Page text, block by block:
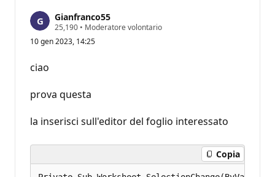
Gianfranco55
25,190 P
n
r
e
u
t
z
o
n
• Moderatore volontario
10 gen 2023, 14:25
ciao
prova questa
la inserisci sull'editor del foglio interessato
Copia